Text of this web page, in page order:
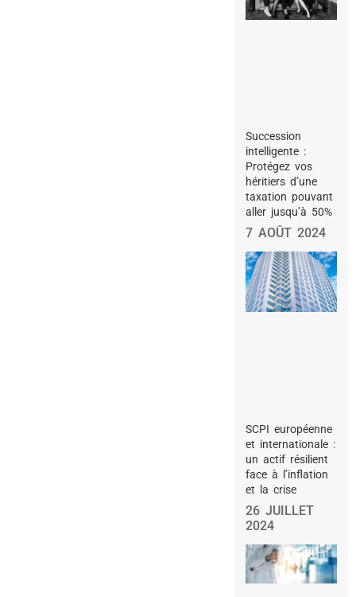
Succession
intelligente :
Protégez vos
héritiers d’une
taxation pouvant
aller jusqu’à 50%
7 AOÛT 2024
SCPI européenne
et internationale :
un actif résilient
face à l’inflation
et la crise
26 JUILLET
2024